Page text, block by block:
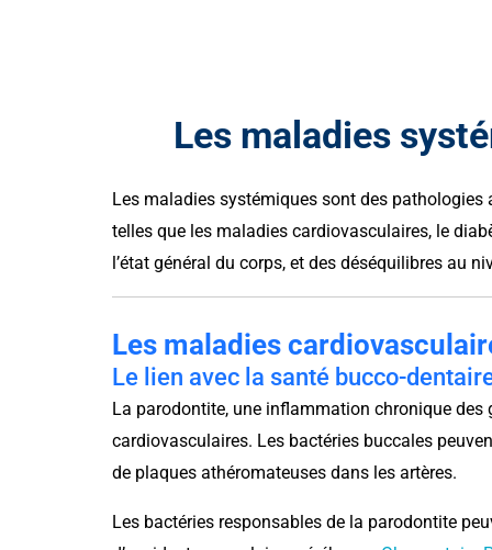
Les maladies
Les maladies systémiques sont des
telles que les maladies cardiovasculaires, le
l’état général du corps, et des déséquilibres au
Les maladies
Le lien avec la santé bucco-
La parodontite, une inflammation chronique des
cardiovasculaires. Les bactéries buccales
de plaques athéromateuses dans les artères.
Les bactéries responsables de la parodontite